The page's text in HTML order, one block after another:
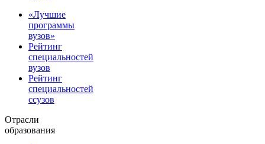
«Лучшие
программы
вузов»
Рейтинг
специальностей
вузов
Рейтинг
специальностей
ссузов
Отрасли
образования